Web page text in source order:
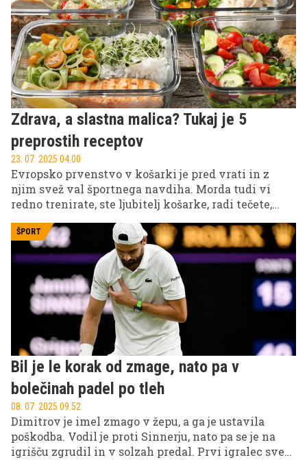
Zdrava, a slastna malica? Tukaj je 5
preprostih receptov
23. 07. 2025 04.00
Evropsko prvenstvo v košarki je pred vrati in z
njim svež val športnega navdiha. Morda tudi vi
redno trenirate, ste ljubitelj košarke, radi tečete,
vsakdan. Če je tako, potem vaše telo potrebuje več
kot le energijo. Potrebuje kakovostne beljakovine,
ki poskrbijo za regeneracijo, moč in vzdržljivost.
ŠPORT
Bil je le korak od zmage, nato pa v
bolečinah padel po tleh
08. 07. 2025 09.52
Dimitrov je imel zmago v žepu, a ga je ustavila
poškodba. Vodil je proti Sinnerju, nato pa se je na
igrišču zgrudil in v solzah predal. Prvi igralec sveta